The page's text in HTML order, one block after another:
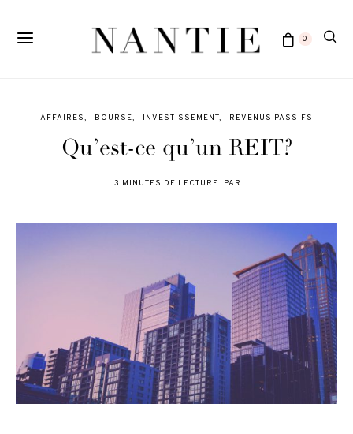
0
AFFAIRES BOURSE INVESTISSEMENT REVENUS PASSIFS
Qu’est-ce qu’un REIT?
3 MINUTES DE LECTURE PAR